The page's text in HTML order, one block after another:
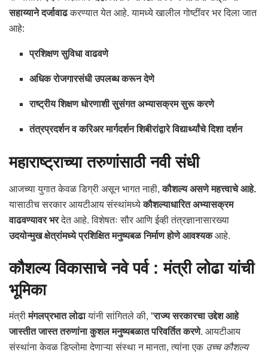
सहाय्याने दर्जावाढकरण्यात येत आहे. यामध्ये खालील गोष्टींवर भर दिला जात
आहे:
प्रशिक्षण सुविधा वाढवणे
अधिक रोजगारसंधी उपलब्ध करून देणे
राष्ट्रीय शिक्षण धोरणाशी सुसंगत अभ्यासक्रम सुरू करणे
तंत्रप्रदर्शन व करिअर मार्गदर्शन शिबीरांद्वारे विद्यार्थ्यांचे दिशा दर्शन
महाराष्ट्राच्या तरुणांसाठी नवी संधी
आजच्या युगात केवळ डिग्री असून भागत नाही,कौशल्य असणे महत्त्वाचे आहे.
यासाठीच सरकार आयटीआय संस्थांमध्येकौशल्याधारित अभ्यासक्रम
वाढवण्यावर भरदेत आहे. विशेषतः सौर आणि ईव्ही तंत्रज्ञानासारख्या
उदयोन्मुख क्षेत्रांमध्ये प्रशिक्षित मनुष्यबळ निर्माण होणे आवश्यकआहे.
कौशल्य विकासाचे नवे पर्व : मंत्री लोढा यांची
भूमिका
मंत्रीमंगलप्रभात लोढायांनी सांगितले की, “राज्य सरकारचा उद्देश आहे
जास्तीत जास्त तरुणांना कुशल मनुष्यबळात परिवर्तित करणे. आयटीआय
संस्थांना केवळ डिप्लोमा देणाऱ्या संस्था न मानता, त्यांना एक उच्च कौशल्य